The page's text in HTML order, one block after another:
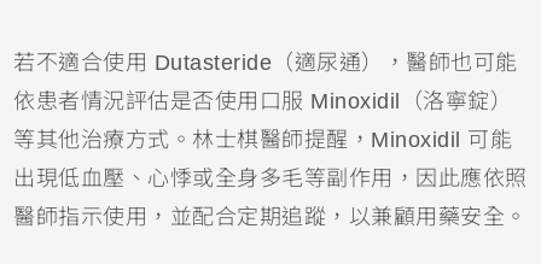
若不適合使用 Dutasteride（適尿通），醫師也可能
依患者情況評估是否使用口服 Minoxidil（洛寧錠）
等其他治療方式。林士棋醫師提醒，Minoxidil 可能
出現低血壓、心悸或全身多毛等副作用，因此應依照
醫師指示使用，並配合定期追蹤，以兼顧用藥安全。